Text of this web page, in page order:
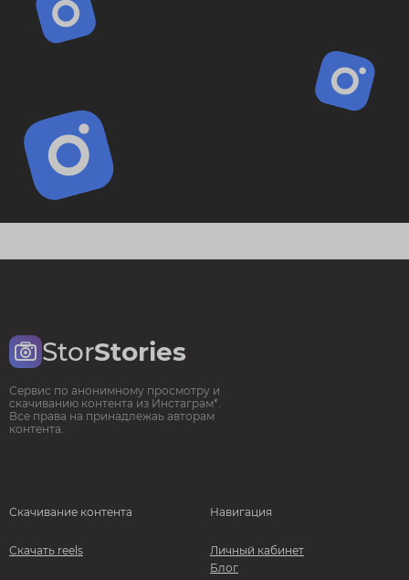
StorStories
Сервис по анонимному просмотру и
скачиванию контента из Инстаграм*.
Все права на принадлежаь авторам
контента.
Скачивание контента
Скачать reels
Навигация
Личный кабинет
Блог